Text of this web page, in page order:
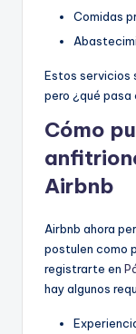
Comidas
Estos servicios
pero ¿qué
Cómo
Airbnb
Airbnb ahora
postulen como
registrarte en
hay algunos